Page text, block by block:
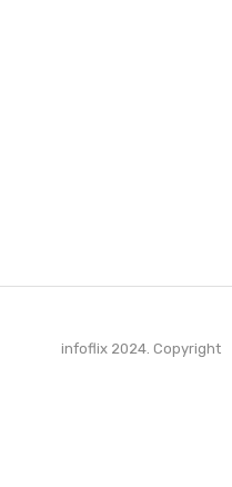
infoflix 2024. Copyright